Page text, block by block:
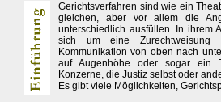
Gerichtsverfahren sind wie ein
gleichen, aber vor allem die
unterschiedlich ausfüllen. In ihrem
sich um eine
Kommunikation von oben nach
auf Augenhöhe oder sogar ein
Konzerne, die Justiz selbst oder
Es gibt viele Möglichkeiten,